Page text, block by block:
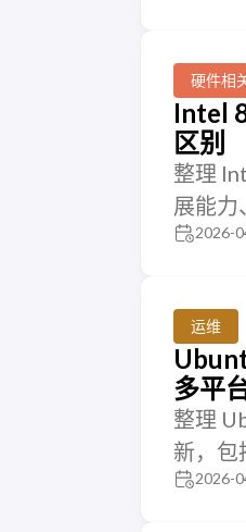
硬件相
Intel
区别
整理
展能力
2026-
运维
多平
整理
新，包
2026-